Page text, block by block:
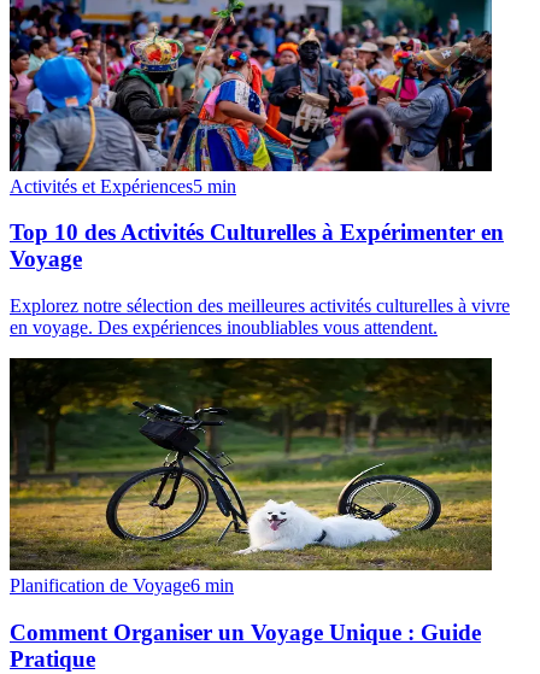
Activités et Expériences5 min
Top 10 des Activités Culturelles à Expérimenter en
Voyage
Explorez notre sélection des meilleures activités culturelles à vivre
en voyage. Des expériences inoubliables vous attendent.
Planification de Voyage6 min
Comment Organiser un Voyage Unique : Guide
Pratique